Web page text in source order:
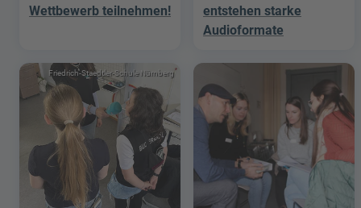
Wettbewerb teilnehmen!
entstehen starke
Audioformate
Friedrich-Staedtler-Schule Nürnberg